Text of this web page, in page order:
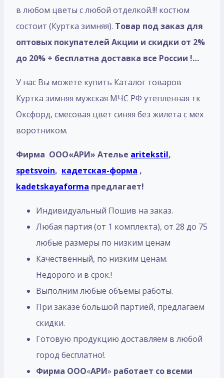
в любом цветы с любой отделкой.!!! костюм
состоит (Куртка зимняя). Товар под заказ для
оптовых покупателей Акции и скидки от 2%
до 20% + бесплатна доставка все России !…
У нас Вы можете купить Каталог товаров
Куртка зимняя мужская МЧС РФ утепленная тк
Оксфорд, смесовая цвет синяя без жилета с мех
воротником.
Фирма ООО«АРИ» Ателье aritekstil,
spetsvoin, кадетская-форма ,
kadetskayaforma предлагает!
Индивидуальный Пошив на заказ.
Любая партия (от 1 комплекта), от 28 до 75
любые размеры по низким ценам
Качественный, по низким ценам.
Недорого и в срок.!
Выполним любые объемы работы.
При заказе большой партией, предлагаем
скидки.
Готовую продукцию доставляем в любой
город бесплатно!.
Фирма ООО«АРИ» работает со всеми